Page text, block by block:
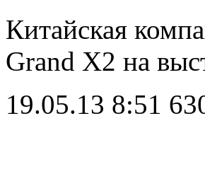
Китайская
Grand X2 на
19.05.13 8:51